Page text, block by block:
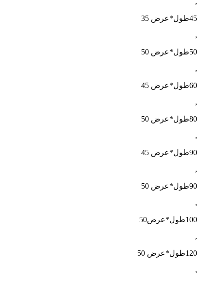
45طول*عرض 35
,
50طول*عرض 50
,
60طول*عرض 45
,
80طول*عرض 50
,
90طول*عرض 45
,
90طول*عرض 50
,
100طول*عرض50
,
120طول*عرض 50
,